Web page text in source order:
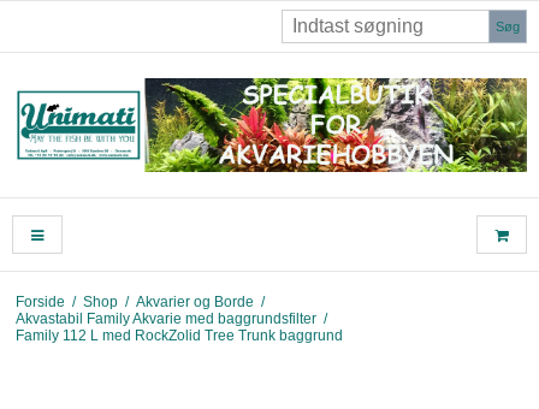
Søg
Forside / Shop / Akvarier og Borde /
Akvastabil Family Akvarie med baggrundsfilter /
Family 112 L med RockZolid Tree Trunk baggrund